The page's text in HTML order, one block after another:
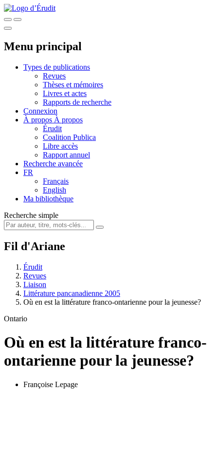
Menu principal
Types de publications
Revues
Thèses et mémoires
Livres et actes
Rapports de recherche
Connexion
À propos À propos
Érudit
Coalition Publica
Libre accès
Rapport annuel
Recherche avancée
FR
Français
English
Ma bibliothèque
Recherche simple
Fil d'Ariane
Érudit
Revues
Liaison
Littérature pancanadienne 2005
Où en est la littérature franco-ontarienne pour la jeunesse?
Ontario
Où en est la littérature franco-
ontarienne pour la jeunesse?
Françoise Lepage